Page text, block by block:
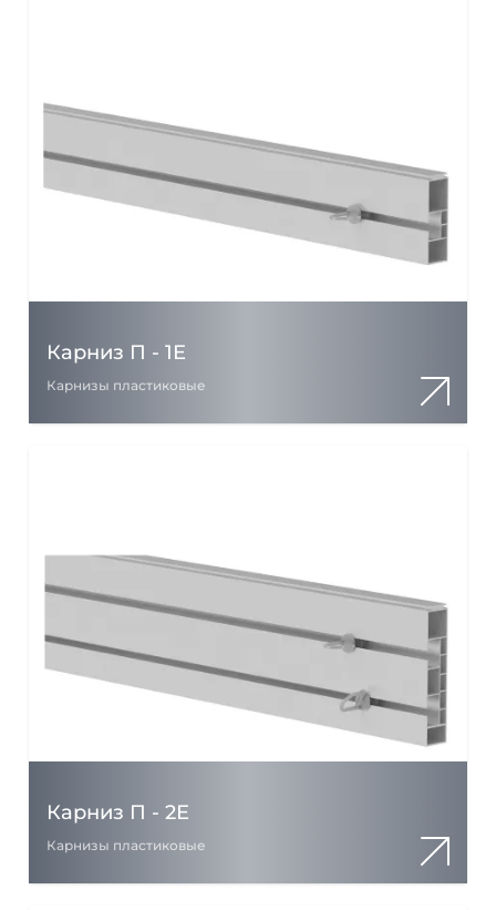
Карниз П - 1Е
Карнизы пластиковые
Карниз П - 2Е
Карнизы пластиковые